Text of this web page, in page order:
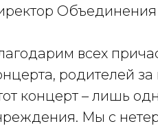
Объединения
всех
родителей за
концерт – лишь
Мы с